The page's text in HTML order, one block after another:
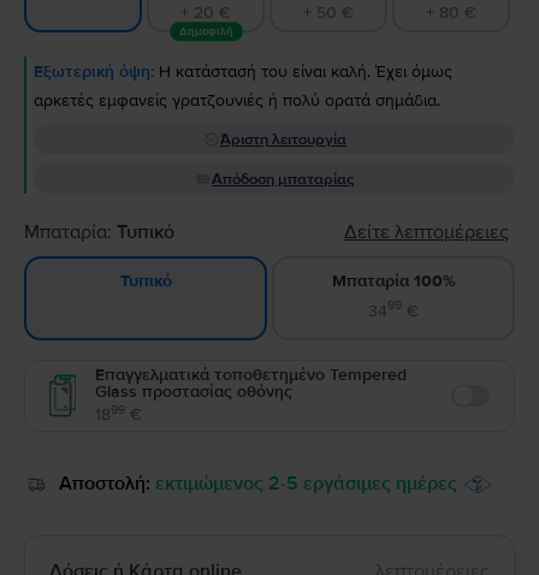
+ 20 €
Δημοφιλή
+ 50 € + 80 €
Εξωτερική όψη: Η κατάστασή του είναι καλή. Έχει όμως
αρκετές εμφανείς γρατζουνιές ή πολύ ορατά σημάδια.
Άριστη λειτουργία
Απόδοση μπαταρίας
Μπαταρία: Τυπικό Δείτε λεπτομέρειες
Τυπικό
Μπαταρία 100%
3499 €
Επαγγελματικά τοποθετημένο Tempered
Glass προστασίας οθόνης
1899 €
Αποστολή: εκτιμώμενος 2-5 εργάσιμες ημέρες